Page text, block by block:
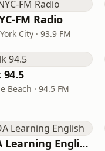
FM Radio
City · 93.9 FM
94.5
Beach · 94.5 FM
VOA Learning English